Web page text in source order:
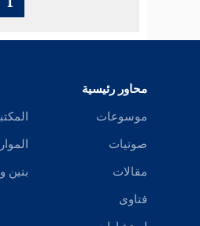
محاور رئيسية
موسوعات
صوتيات
مقالات
فتاوى
بنين